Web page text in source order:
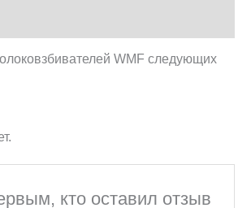
WMF следующих
кто оставил отзыв